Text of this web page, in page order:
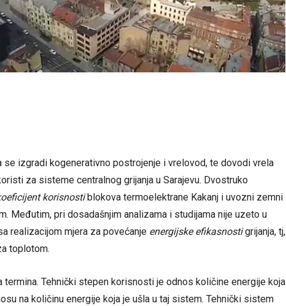
se izgradi kogenerativno postrojenje i vrelovod, te dovodi vrela
za sisteme centralnog grijanja u Sarajevu. Dvostruko
korisnostiblokova termoelektrane Kakanj i uvozni zemni
Međutim, pri dosadašnjim analizama i studijama nije uzeto u
realizacijom mjera za povećanje energijske efikasnostigrijanja, tj,
toplotom.
termina. Tehnički stepen korisnosti je odnos količine energije koja
na količinu energije koja je ušla u taj sistem. Tehnički sistem